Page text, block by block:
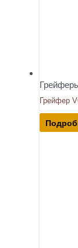
Грейфер